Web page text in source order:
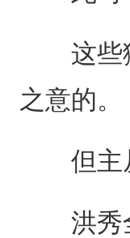
这些狱
之意的。
但主从
洪秀全